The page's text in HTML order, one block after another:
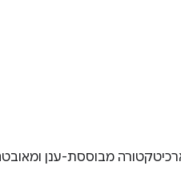
מבוססת-ענן